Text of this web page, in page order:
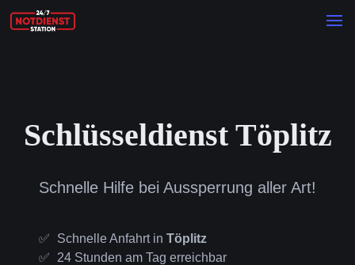
Schlüsseldienst Töplitz
Schnelle Hilfe bei Aussperrung aller Art!
Schnelle Anfahrt in Töplitz
24 Stunden am Tag erreichbar